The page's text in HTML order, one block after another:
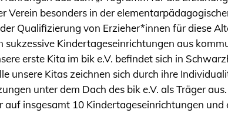
Verein besonders in der
Qualifizierung von Erzieher*innen für diese
sukzessive Kindertageseinrichtungen aus
erste Kita im bik e.V. befindet sich in
unsere Kitas zeichnen sich durch ihre
unter dem Dach des bik e.V. als Träger aus.
auf insgesamt 10 Kindertageseinrichtungen